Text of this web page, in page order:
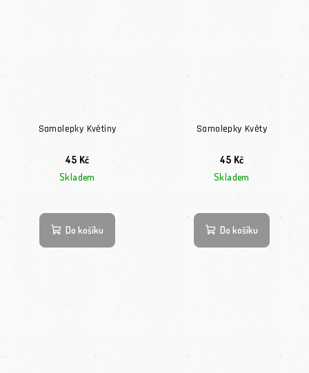
Samolepky Květiny
45 Kč
Skladem
Do košíku
Samolepky Květy
45 Kč
Skladem
Do košíku